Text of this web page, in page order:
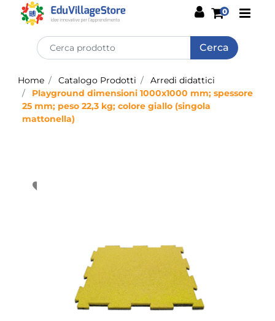
0
Home Catalogo Prodotti
Arredi didattici
Playground dimensioni 1000x1000 mm; spessore
25 mm; peso 22,3 kg; colore giallo (singola
mattonella)